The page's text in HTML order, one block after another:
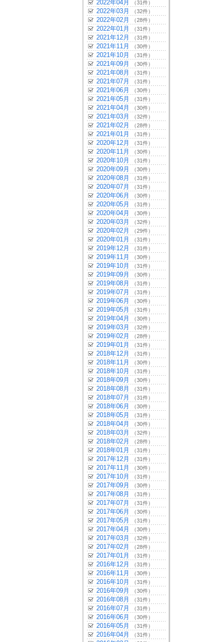
2022年04月 （31件）
2022年03月 （32件）
2022年02月 （28件）
2022年01月 （31件）
2021年12月 （31件）
2021年11月 （30件）
2021年10月 （31件）
2021年09月 （30件）
2021年08月 （31件）
2021年07月 （31件）
2021年06月 （30件）
2021年05月 （31件）
2021年04月 （30件）
2021年03月 （32件）
2021年02月 （28件）
2021年01月 （31件）
2020年12月 （31件）
2020年11月 （30件）
2020年10月 （31件）
2020年09月 （30件）
2020年08月 （31件）
2020年07月 （31件）
2020年06月 （30件）
2020年05月 （31件）
2020年04月 （30件）
2020年03月 （32件）
2020年02月 （29件）
2020年01月 （31件）
2019年12月 （31件）
2019年11月 （30件）
2019年10月 （31件）
2019年09月 （30件）
2019年08月 （31件）
2019年07月 （31件）
2019年06月 （30件）
2019年05月 （31件）
2019年04月 （30件）
2019年03月 （32件）
2019年02月 （28件）
2019年01月 （31件）
2018年12月 （31件）
2018年11月 （30件）
2018年10月 （31件）
2018年09月 （30件）
2018年08月 （31件）
2018年07月 （31件）
2018年06月 （30件）
2018年05月 （31件）
2018年04月 （30件）
2018年03月 （32件）
2018年02月 （28件）
2018年01月 （31件）
2017年12月 （31件）
2017年11月 （30件）
2017年10月 （31件）
2017年09月 （30件）
2017年08月 （31件）
2017年07月 （31件）
2017年06月 （30件）
2017年05月 （31件）
2017年04月 （30件）
2017年03月 （32件）
2017年02月 （28件）
2017年01月 （31件）
2016年12月 （31件）
2016年11月 （30件）
2016年10月 （31件）
2016年09月 （30件）
2016年08月 （31件）
2016年07月 （31件）
2016年06月 （30件）
2016年05月 （31件）
2016年04月 （31件）